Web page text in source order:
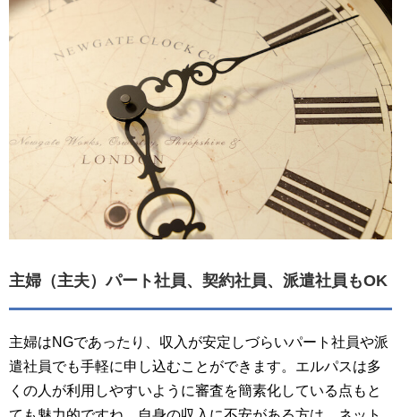
主婦（主夫）パート社員、契約社員、派遣社員もOK
主婦はNGであったり、収入が安定しづらいパート社員や派
遣社員でも手軽に申し込むことができます。エルパスは多
くの人が利用しやすいように審査を簡素化している点もと